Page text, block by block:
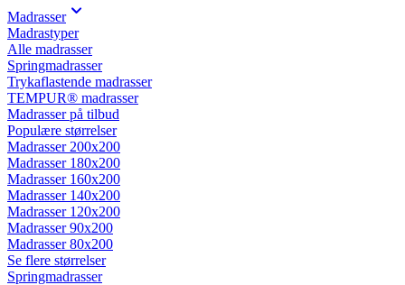
Madrasser
Madrastyper
Alle madrasser
Springmadrasser
Trykaflastende madrasser
TEMPUR® madrasser
Madrasser på tilbud
Populære størrelser
Madrasser 200x200
Madrasser 180x200
Madrasser 160x200
Madrasser 140x200
Madrasser 120x200
Madrasser 90x200
Madrasser 80x200
Se flere størrelser
Springmadrasser